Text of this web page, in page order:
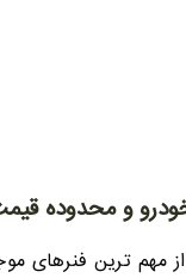
و محدوده
مهم ترین فنرهای